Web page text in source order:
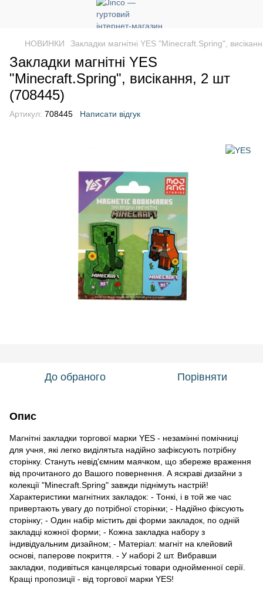
НОВИНКИ Закладки магнітні YES "Minecraft.Spring",
Закладки магнітні YES
"Minecraft.Spring", висікання, 2 шт
(708445)
Артикул: 708445 Написати відгук
До обраного Порівняти
Опис
Магнітні закладки торгової марки YES - незамінні помічниці
для учня, які легко виділятьта надійно зафіксують потрібну
сторінку. Стануть невід'ємним маячком, що збереже враження
від прочитаного до Вашого повернення. А яскраві дизайни з
колекції "Minecraft.Spring" завжди піднімуть настрій!
Характеристики магнітних закладок: - Тонкі, і в той же час
привертають увагу до потрібної сторінки; - Надійно фіксують
сторінку; - Один набір містить дві форми закладок, по одній
закладці кожної форми; - Кожна закладка набору з
індивідуальним дизайном; - Матеріал: магніт на клейовий
основі, паперове покриття. - У наборі 2 шт. Вибравши
закладки, подивіться канцелярські товари однойменної серії.
Кращі пропозиції - від торгової марки YES!